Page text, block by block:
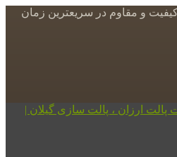
و مقاوم در سریعترین زمان